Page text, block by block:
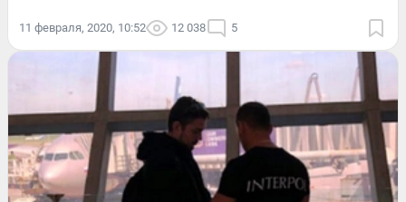
11 февраля, 2020, 10:52 12 038 5